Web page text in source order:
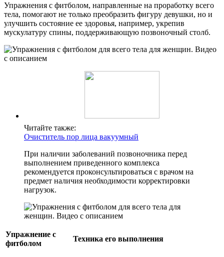
Упражнения с фитболом, направленные на проработку всего
тела, помогают не только преобразить фигуру девушки, но и
улучшить состояние ее здоровья, например, укрепив
мускулатуру спины, поддерживающую позвоночный столб.
Читайте также:
Очиститель пор лица вакуумный
При наличии заболеваний позвоночника перед
выполнением приведенного комплекса
рекомендуется проконсультироваться с врачом на
предмет наличия необходимости корректировки
нагрузок.
Упражнение с
фитболом
Техника его выполнения